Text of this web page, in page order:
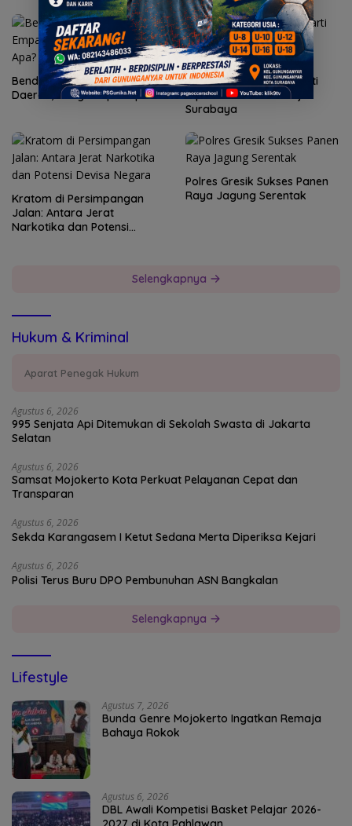
Bendungan Sidan Airi Empat
Daerah, Bangli Dapat Apa?
Kepatuhan AG Ny Suharti
Diperiksa Otoritas Pajak
Surabaya
Kratom di Persimpangan
Jalan: Antara Jerat
Narkotika dan Potensi
Polres Gresik Sukses Panen
Raya Jagung Serentak
Selengkapnya
Hukum & Kriminal
Aparat Penegak Hukum
Agustus 6, 2026
995 Senjata Api Ditemukan di Sekolah Swasta di Jakarta
Selatan
Agustus 6, 2026
Samsat Mojokerto Kota Perkuat Pelayanan Cepat dan
Transparan
Agustus 6, 2026
Sekda Karangasem I Ketut Sedana Merta Diperiksa Kejari
Agustus 6, 2026
Polisi Terus Buru DPO Pembunuhan ASN Bangkalan
Selengkapnya
Lifestyle
Agustus 7, 2026
Bunda Genre Mojokerto Ingatkan Remaja
Bahaya Rokok
Agustus 6, 2026
DBL Awali Kompetisi Basket Pelajar 2026-